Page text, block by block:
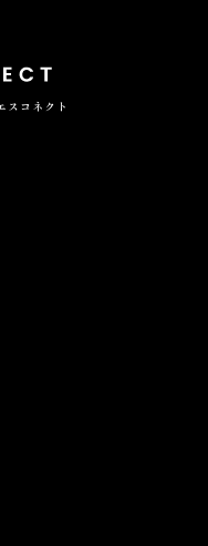
スコネクト